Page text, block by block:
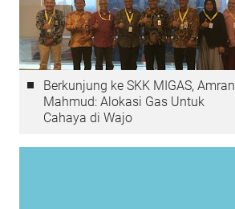
Berkunjung ke SKK MIGAS, Amran
Mahmud: Alokasi Gas Untuk
Cahaya di Wajo